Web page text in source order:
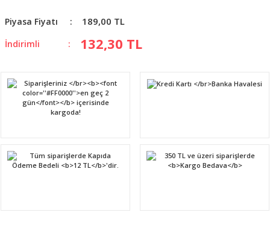
Piyasa Fiyatı 189,00 TL
İndirimli 132,30 TL